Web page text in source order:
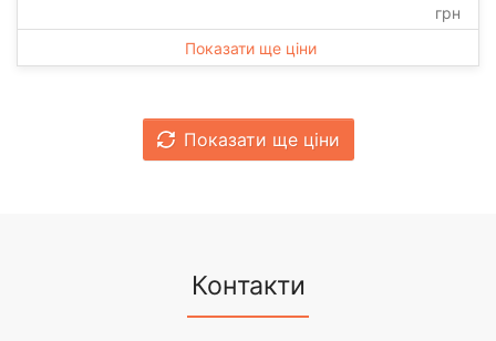
грн
Показати ще ціни
Показати ще ціни
Контакти